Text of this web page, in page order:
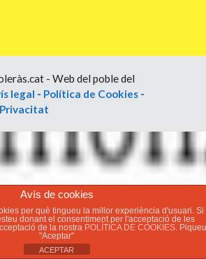
- Web del poble del
legal - Política de Cookies -
Avís de cookies
per què tingueu la millor experiència d'usuari. Si
donant el consentiment per l'acceptació de les
de la nostra POLÍTICA DE COOKIES. Piqueu
"Aceptar"
ACEPTAR